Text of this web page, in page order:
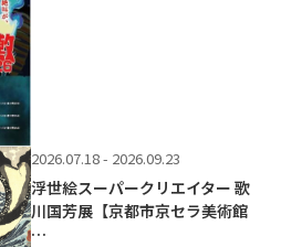
2026.07.18 - 2026.09.23
浮世絵スーパークリエイター 歌
川国芳展【京都市京セラ美術館
…